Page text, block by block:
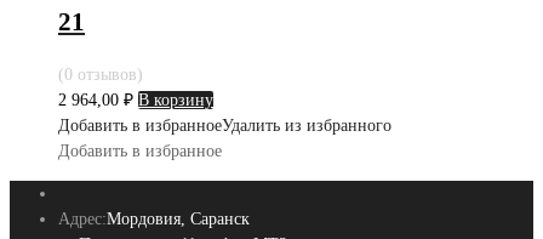
21
(0 отзывов)
2 964,00 ₽ В корзину
Добавить в избранноеУдалить из избранного
Добавить в избранное
Адрес:Мордовия, Саранск